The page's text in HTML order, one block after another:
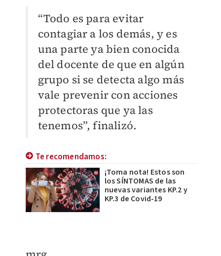
“Todo es para evitar
contagiar a los demás, y es
una parte ya bien conocida
del docente de que en algún
grupo si se detecta algo más
vale prevenir con acciones
protectoras que ya las
tenemos”, finalizó.
Te recomendamos:
¡Toma nota! Estos son
los SÍNTOMAS de las
nuevas variantes KP.2 y
KP.3 de Covid-19